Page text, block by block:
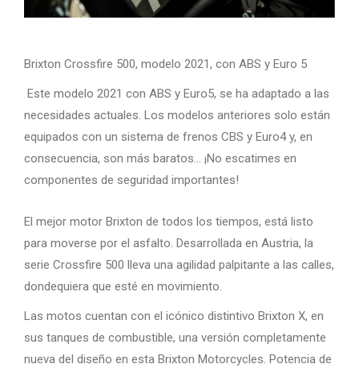
Brixton Crossfire 500, modelo 2021, con ABS y Euro 5
Este modelo 2021 con ABS y Euro5, se ha adaptado a las
necesidades actuales. Los modelos anteriores solo están
equipados con un sistema de frenos CBS y Euro4 y, en
consecuencia, son más baratos… ¡No escatimes en
componentes de seguridad importantes!
El mejor motor Brixton de todos los tiempos, está listo
para moverse por el asfalto. Desarrollada en Austria, la
serie Crossfire 500 lleva una agilidad palpitante a las calles,
dondequiera que esté en movimiento.
Las motos cuentan con el icónico distintivo Brixton X, en
sus tanques de combustible, una versión completamente
nueva del diseño en esta Brixton Motorcycles. Potencia de